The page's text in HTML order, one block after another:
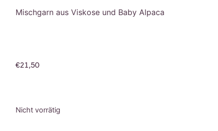
Mischgarn aus Viskose und Baby Alpaca
€21,50
Nicht vorrätig